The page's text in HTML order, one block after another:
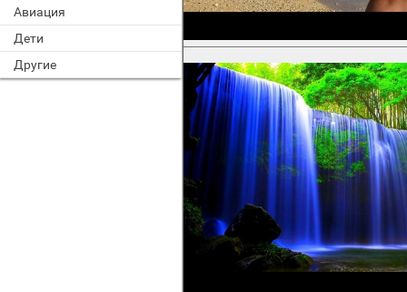
Авиация
Дети
Другие